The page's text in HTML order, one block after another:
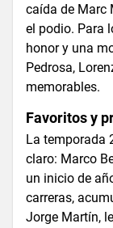
caída de Marc
el podio. Para
honor y una
Pedrosa,
memorables.
Favoritos y
La temporada
claro: Marco
un inicio de
carreras,
Jorge Martín,